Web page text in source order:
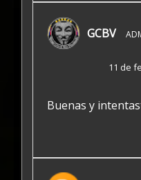
GCBV
11 de
Buenas y